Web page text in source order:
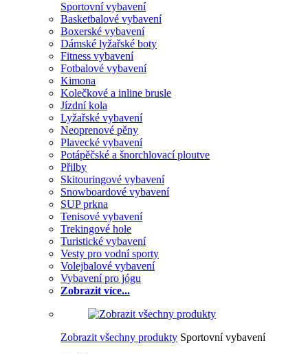
Sportovní vybavení
Basketbalové vybavení
Boxerské vybavení
Dámské lyžařské boty
Fitness vybavení
Fotbalové vybavení
Kimona
Kolečkové a inline brusle
Jízdní kola
Lyžařské vybavení
Neoprenové pěny
Plavecké vybavení
Potápěčské a šnorchlovací ploutve
Přilby
Skitouringové vybavení
Snowboardové vybavení
SUP prkna
Tenisové vybavení
Trekingové hole
Turistické vybavení
Vesty pro vodní sporty
Volejbalové vybavení
Vybavení pro jógu
Zobrazit více...
Zobrazit všechny produkty Sportovní vybavení